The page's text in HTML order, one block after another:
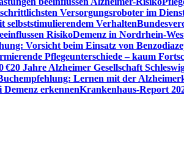
Versorgungsroboter im
selbststimulierendem Verhalten
RisikoDemenz in Nordrhein-
Vorsicht beim Einsatz von
Pflegeunterschiede – kaum
€20 Jahre Alzheimer Gesellschaft
Lernen mit der
erkennenKrankenhaus-Report